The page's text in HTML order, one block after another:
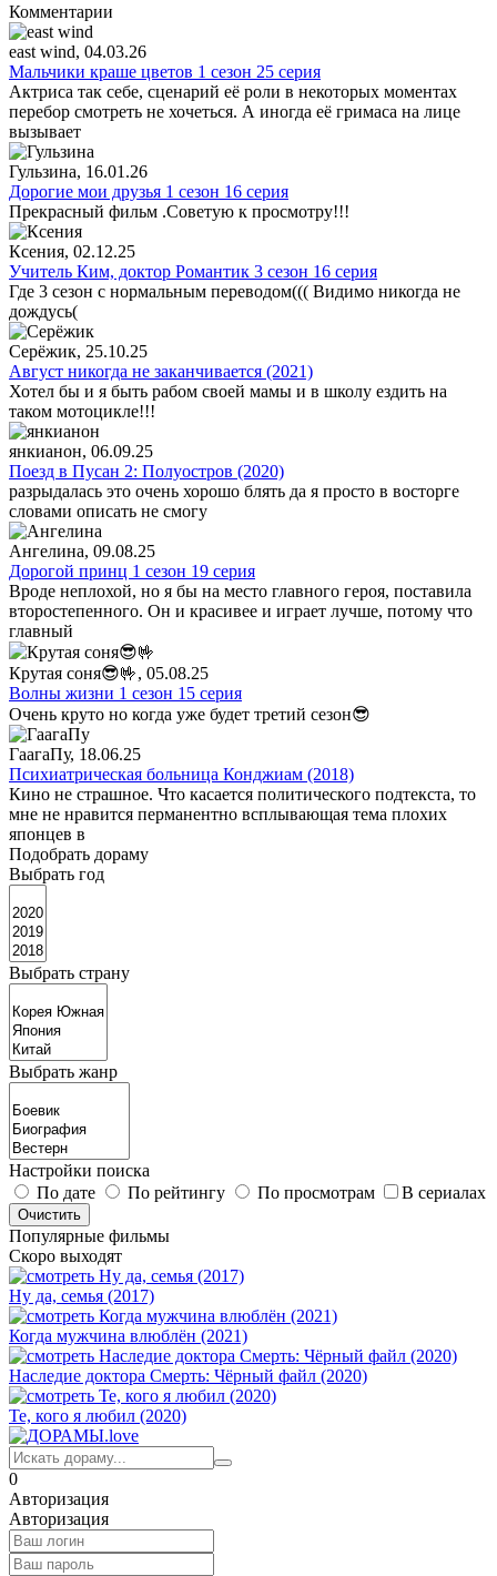
Комментарии
east wind, 04.03.26
Мальчики краше цветов 1 сезон 25 серия
Актриса так себе, сценарий её роли в некоторых моментах
перебор смотреть не хочеться. А иногда её гримаса на лице
вызывает
Гульзина, 16.01.26
Дорогие мои друзья 1 сезон 16 серия
Прекрасный фильм .Советую к просмотру!!!
Ксения, 02.12.25
Учитель Ким, доктор Романтик 3 сезон 16 серия
Где 3 сезон с нормальным переводом((( Видимо никогда не
дождусь(
Серёжик, 25.10.25
Август никогда не заканчивается (2021)
Хотел бы и я быть рабом своей мамы и в школу ездить на
таком мотоцикле!!!
янкианон, 06.09.25
Поезд в Пусан 2: Полуостров (2020)
разрыдалась это очень хорошо блять да я просто в восторге
словами описать не смогу
Ангелина, 09.08.25
Дорогой принц 1 сезон 19 серия
Вроде неплохой, но я бы на место главного героя, поставила
второстепенного. Он и красивее и играет лучше, потому что
главный
Крутая соня😎🤟, 05.08.25
Волны жизни 1 сезон 15 серия
Очень круто но когда уже будет третий сезон😎
ГаагаПу, 18.06.25
Психиатрическая больница Конджиам (2018)
Кино не страшное. Что касается политического подтекста, то
мне не нравится перманентно всплывающая тема плохих
японцев в
Подобрать дораму
Выбрать год
Выбрать страну
Выбрать жанр
Настройки поиска
По дате
По рейтингу По просмотрам В сериалах
Популярные фильмы
Скоро выходят
Ну да, семья (2017)
Когда мужчина влюблён (2021)
Наследие доктора Смерть: Чёрный файл (2020)
Те, кого я любил (2020)
0
Авторизация
Авторизация